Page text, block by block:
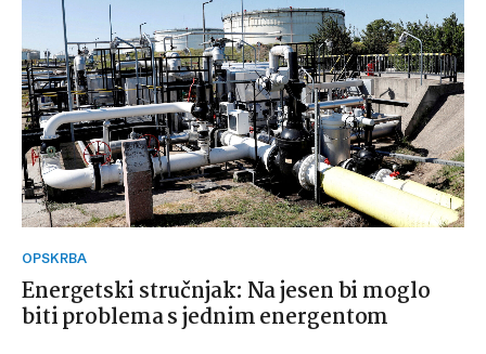
OPSKRBA
Energetski stručnjak: Na jesen bi moglo
biti problema s jednim energentom